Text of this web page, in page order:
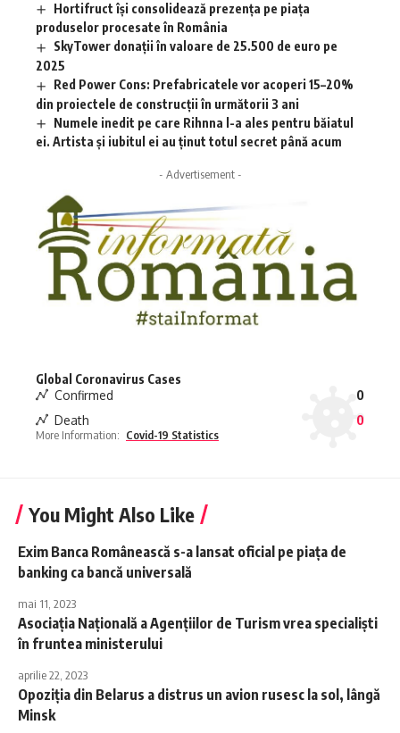
Hortifruct își consolidează prezența pe piața
produselor procesate în România
SkyTower donații în valoare de 25.500 de euro pe
2025
Red Power Cons: Prefabricatele vor acoperi 15–20%
din proiectele de construcții în următorii 3 ani
Numele inedit pe care Rihnna l-a ales pentru băiatul
ei. Artista și iubitul ei au ținut totul secret până acum
- Advertisement -
Global Coronavirus Cases
Confirmed
0
Death
0
More Information: Covid-19 Statistics
You Might Also Like
Exim Banca Românească s-a lansat oficial pe piața de
banking ca bancă universală
mai 11, 2023
Asociaţia Naţională a Agenţiilor de Turism vrea specialiști
în fruntea ministerului
aprilie 22, 2023
Opoziția din Belarus a distrus un avion rusesc la sol, lângă
Minsk